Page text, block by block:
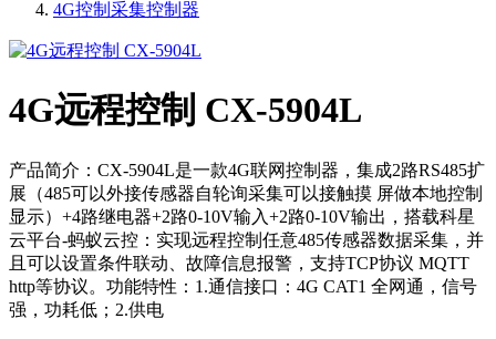
4G控制采集控制器
4G远程控制 CX-5904L
产品简介：CX-5904L是一款4G联网控制器，集成2路RS485扩
展（485可以外接传感器自轮询采集可以接触摸 屏做本地控制
显示）+4路继电器+2路0-10V输入+2路0-10V输出，搭载科星
云平台-蚂蚁云控：实现远程控制任意485传感器数据采集，并
且可以设置条件联动、故障信息报警，支持TCP协议 MQTT
http等协议。功能特性：1.通信接口：4G CAT1 全网通，信号
强，功耗低；2.供电